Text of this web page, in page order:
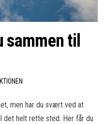
sammen til
men har du svært ved at
det helt rette sted. Her får du